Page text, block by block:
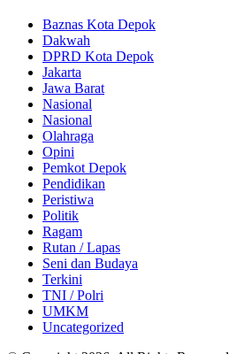
Baznas Kota Depok
Dakwah
DPRD Kota Depok
Jakarta
Jawa Barat
Nasional
Nasional
Olahraga
Opini
Pemkot Depok
Pendidikan
Peristiwa
Politik
Ragam
Rutan / Lapas
Seni dan Budaya
Terkini
TNI / Polri
UMKM
Uncategorized